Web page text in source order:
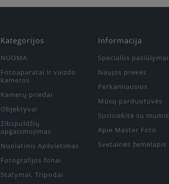
Kategorijos
NUOMA
Fotoaparatai ir vaizdo
kameros
Kamerų priedai
Objektyvai
Zibspuldžių
apgaismojimas
Nuolatinis Apšvietimas
Fotografijos fonai
Statymai, Tripodai
Informacija
Specialūs pasiūlymai
Naujos prekės
Perkamiausios
Mūsų parduotuvės
Susisiekite su mumis
Apie Master Foto
Svetainės žemėlapis